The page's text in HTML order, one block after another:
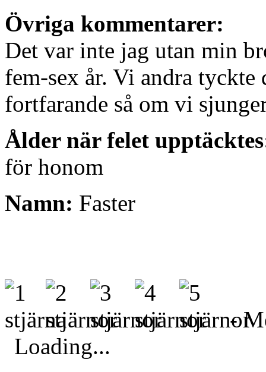
Övriga kommentarer:
Det var inte jag utan min
fem-sex år. Vi andra
fortfarande så om vi
Ålder när felet
för honom
Namn: Faster
-
Loading...